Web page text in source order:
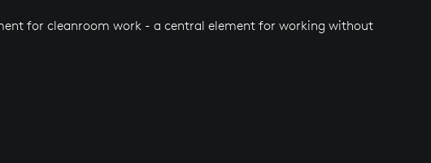
for cleanroom work - a central element for working without